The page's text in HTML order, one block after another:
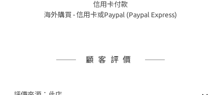
信用卡付款
海外購買 - 信用卡或Paypal (Paypal Express)
顧客評價